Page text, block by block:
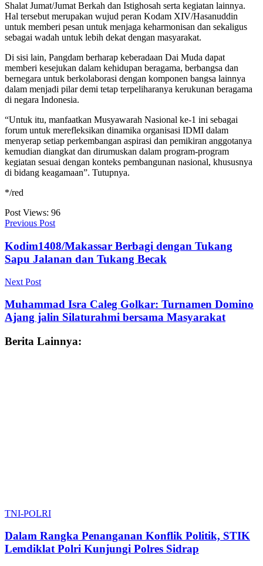
Shalat Jumat/Jumat Berkah dan Istighosah serta kegiatan lainnya.
Hal tersebut merupakan wujud peran Kodam XIV/Hasanuddin
untuk memberi pesan untuk menjaga keharmonisan dan sekaligus
sebagai wadah untuk lebih dekat dengan masyarakat.
Di sisi lain, Pangdam berharap keberadaan Dai Muda dapat
memberi kesejukan dalam kehidupan beragama, berbangsa dan
bernegara untuk berkolaborasi dengan komponen bangsa lainnya
dalam menjadi pilar demi tetap terpeliharanya kerukunan beragama
di negara Indonesia.
“Untuk itu, manfaatkan Musyawarah Nasional ke-1 ini sebagai
forum untuk merefleksikan dinamika organisasi IDMI dalam
menyerap setiap perkembangan aspirasi dan pemikiran anggotanya
kemudian diangkat dan dirumuskan dalam program-program
kegiatan sesuai dengan konteks pembangunan nasional, khususnya
di bidang keagamaan”. Tutupnya.
*/red
Post Views: 96
Previous Post
Kodim1408/Makassar Berbagi dengan Tukang
Sapu Jalanan dan Tukang Becak
Next Post
Muhammad Isra Caleg Golkar: Turnamen Domino
Ajang jalin Silaturahmi bersama Masyarakat
Berita Lainnya:
TNI-POLRI
Dalam Rangka Penanganan Konflik Politik, STIK
Lemdiklat Polri Kunjungi Polres Sidrap